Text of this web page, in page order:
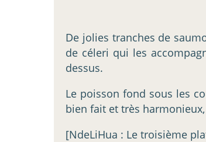
De jolies tranches de
de céleri qui les
dessus.
Le poisson fond sous les
bien fait et très
[NdeLiHua : Le troisième